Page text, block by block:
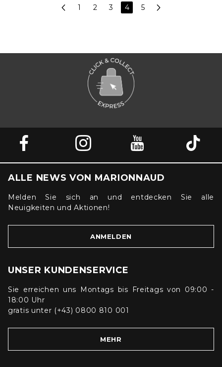
1 2 3 4 5
ALLE NEWS VON MARIONNAUD
Melden Sie sich an und entdecken Sie alle
Neuigkeiten und Aktionen!
ANMELDEN
UNSER KUNDENSERVICE
Sie erreichen uns Montags bis Freitags von 09:00 -
18:00 Uhr
gratis unter (+43) 0800 810 001
MEHR